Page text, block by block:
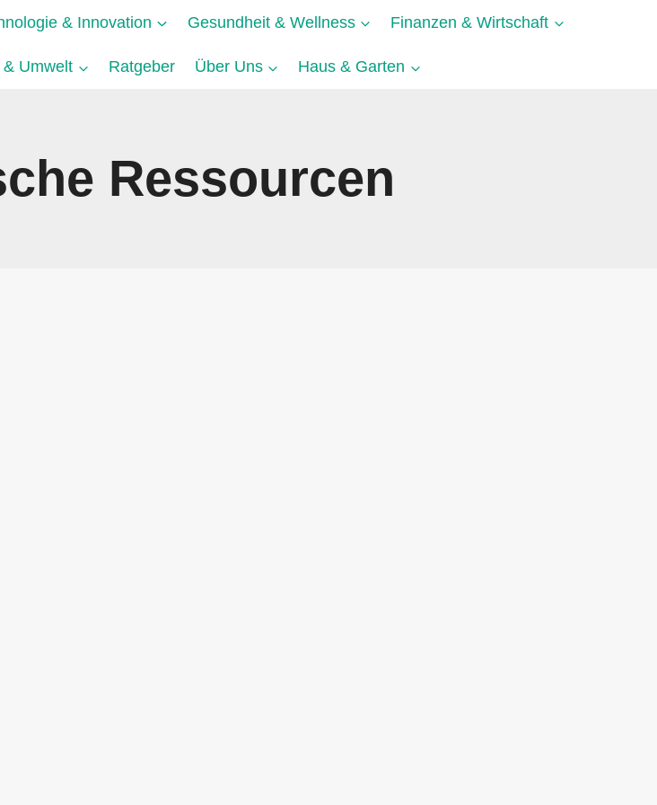
& Innovation Gesundheit & Wellness Finanzen & Wirtschaft
& Umwelt Ratgeber Über Uns Haus & Garten
Ressourcen